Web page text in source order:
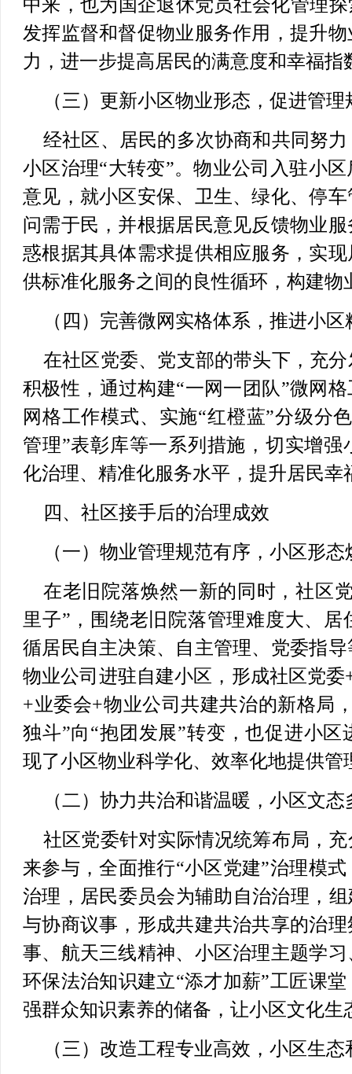
中来，也为国企退休党员社会化管理
发挥监督和督促物业服务作用，提升
力，进一步提高居民的满意度和幸福指
（三）更新小区物业形态，促进管
经社区、居民的多次协商和共同努
小区治理“大转变”。物业公司入驻小
意见，就小区安保、卫生、绿化、停
问需于民，并根据居民意见反馈物业
惑根据其具体需求提供相应服务，实
供标准化服务之间的良性循环，构建物
（四）完善微网实格体系，推进小
在社区党委、党支部的带头下，充
积极性，通过构建“一网一团队”微网
网格工作模式、实施“红橙蓝”分级分
管理”表彰库等一系列措施，切实增
化治理、精准化服务水平，提升居民幸
四、社区接手后的治理成效
（一）物业管理规范有序，小区形
在老旧院落焕然一新的同时，社区
里子”，围绕老旧院落管理难度大、
循居民自主决策、自主管理、党委指
物业公司进驻自建小区，形成社区党
+业委会+物业公司共建共治的新格局
独斗”向“抱团发展”转变，也促进小
现了小区物业科学化、效率化地提供管
（二）协力共治和谐温暖，小区文
社区党委针对实际情况统筹布局，
来参与，全面推行“小区党建”治理模
治理，居民委员会为辅助自治治理，
与协商议事，形成共建共治共享的治
事、航天三线精神、小区治理主题学
环保法治知识建立“添才加薪”工匠课
强群众知识素养的储备，让小区文化
（三）改造工程专业高效，小区生